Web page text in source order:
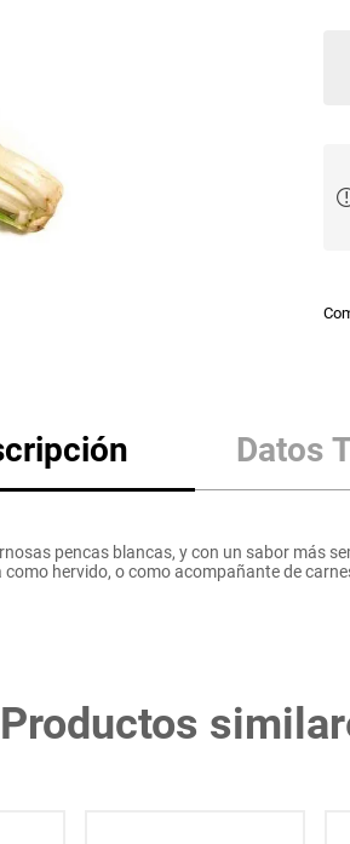
Datos
pencas blancas, y con un sabor más
hervido, o como acompañante de
Productos